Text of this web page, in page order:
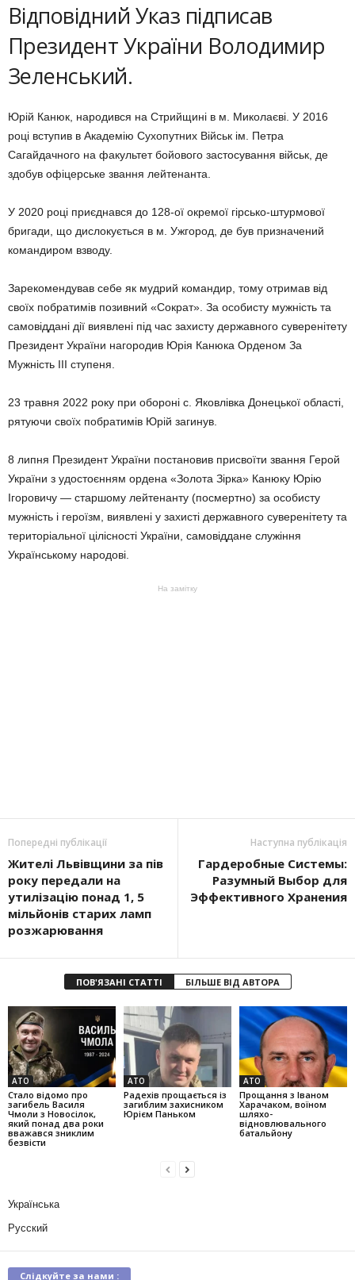
Відповідний Указ підписав
Президент України Володимир
Зеленський.
Юрій Канюк, народився на Стрийщині в м. Миколаєві. У 2016
році вступив в Академію Сухопутних Військ ім. Петра
Сагайдачного на факультет бойового застосування військ, де
здобув офіцерське звання лейтенанта.
У 2020 році приєднався до 128-ої окремої гірсько-штурмової
бригади, що дислокується в м. Ужгород, де був призначений
командиром взводу.
Зарекомендував себе як мудрий командир, тому отримав від
своїх побратимів позивний «Сократ». За особисту мужність та
самовіддані дії виявлені під час захисту державного суверенітету
Президент України нагородив Юрія Канюка Орденом За
Мужність ІІІ ступеня.
23 травня 2022 року при обороні с. Яковлівка Донецької області,
рятуючи своїх побратимів Юрій загинув.
8 липня Президент України постановив присвоїти звання Герой
України з удостоєнням ордена «Золота Зірка» Канюку Юрію
Ігоровичу — старшому лейтенанту (посмертно) за особисту
мужність і героїзм, виявлені у захисті державного суверенітету та
територіальної цілісності України, самовіддане служіння
Українському народові.
На замітку
Попередні публікації
Жителі Львівщини за пів
року передали на
утилізацію понад 1, 5
мільйонів старих ламп
розжарювання
Наступна публікація
Гардеробные Системы:
Разумный Выбор для
Эффективного Хранения
ПОВ'ЯЗАНІ СТАТТІ БІЛЬШЕ ВІД АВТОРА
АТО
Стало відомо про
загибель Василя
Чмоли з Новосілок,
який понад два роки
вважався зниклим
безвісти
АТО
Радехів прощається із
загиблим захисником
Юрієм Паньком
АТО
Прощання з Іваном
Харачаком, воїном
шляхо-
відновлювального
батальйону
Українська
Русский
Слідкуйте за нами :